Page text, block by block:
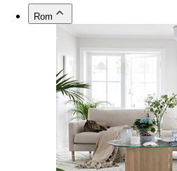
Rom